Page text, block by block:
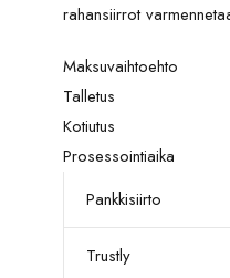
rahansiirrot
Maksuvaihtoehto
Talletus
Kotiutus
Prosessointiaika
Pankkisiirto
Trustly